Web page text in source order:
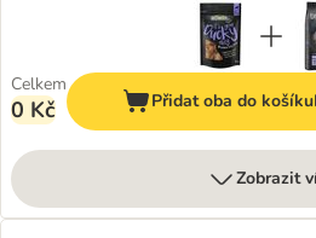
Celkem
0 Kč Přidat oba do košíku
Zobrazit